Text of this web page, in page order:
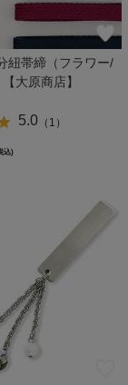
紐帯締（フラワー/
大原商店】
5.0（ 1 ）
込)